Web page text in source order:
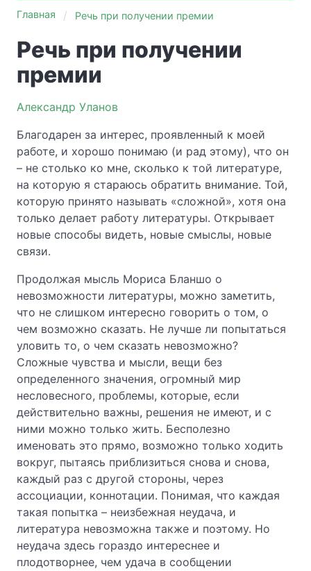
Главная Речь при получении премии
Речь при получении
премии
Александр Уланов
Благодарен за интерес, проявленный к моей
работе, и хорошо понимаю (и рад этому), что он
– не столько ко мне, сколько к той литературе,
на которую я стараюсь обратить внимание. Той,
которую принято называть «сложной», хотя она
только делает работу литературы. Открывает
новые способы видеть, новые смыслы, новые
связи.
Продолжая мысль Мориса Бланшо о
невозможности литературы, можно заметить,
что не слишком интересно говорить о том, о
чем возможно сказать. Не лучше ли попытаться
уловить то, о чем сказать невозможно?
Сложные чувства и мысли, вещи без
определенного значения, огромный мир
несловесного, проблемы, которые, если
действительно важны, решения не имеют, и с
ними можно только жить. Бесполезно
именовать это прямо, возможно только ходить
вокруг, пытаясь приблизиться снова и снова,
каждый раз с другой стороны, через
ассоциации, коннотации. Понимая, что каждая
такая попытка – неизбежная неудача, и
литература невозможна также и поэтому. Но
неудача здесь гораздо интереснее и
плодотворнее, чем удача в сообщении